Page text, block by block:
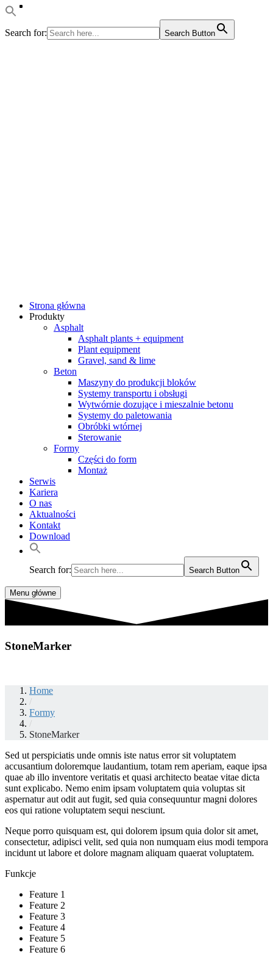
Search for: Search Button
Strona główna
Produkty
Asphalt
Asphalt plants + equipment
Plant equipment
Gravel, sand & lime
Beton
Maszyny do produkcji bloków
Systemy transportu i obsługi
Wytwórnie dozujące i mieszalnie betonu
Systemy do paletowania
Obróbki wtórnej
Sterowanie
Formy
Części do form
Montaż
Serwis
Kariera
O nas
Aktualności
Kontakt
Download
Search for: Search Button
Menu główne
StoneMarker
Home
/
Formy
/
StoneMarker
Sed ut perspiciatis unde omnis iste natus error sit voluptatem
accusantium doloremque laudantium, totam rem aperiam, eaque ipsa
quae ab illo inventore veritatis et quasi architecto beatae vitae dicta
sunt explicabo. Nemo enim ipsam voluptatem quia voluptas sit
aspernatur aut odit aut fugit, sed quia consequuntur magni dolores
eos qui ratione voluptatem sequi nesciunt.
Neque porro quisquam est, qui dolorem ipsum quia dolor sit amet,
consectetur, adipisci velit, sed quia non numquam eius modi tempora
incidunt ut labore et dolore magnam aliquam quaerat voluptatem.
Funkcje
Feature 1
Feature 2
Feature 3
Feature 4
Feature 5
Feature 6